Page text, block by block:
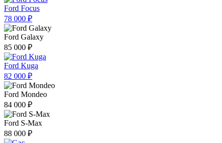
Ford Focus
78 000 ₽
Ford Galaxy
85 000 ₽
Ford Kuga
82 000 ₽
Ford Mondeo
84 000 ₽
Ford S-Max
88 000 ₽